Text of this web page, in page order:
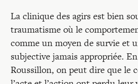
La clinique des agirs est bien
traumatisme où le
comme un moyen de survie et
subjective jamais appropriée.
Roussillon, on peut dire que le